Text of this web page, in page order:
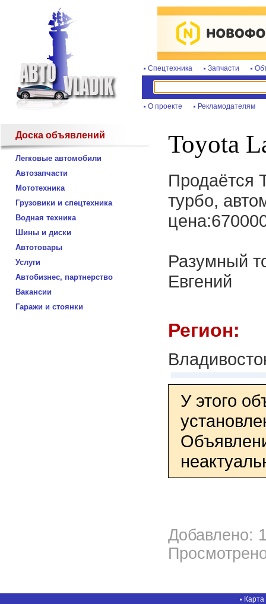
Спецтехника Запчасти
О проекте Рекламодателям
Доска объявлений
Легковые автомобили
Автозапчасти
Мототехника
Грузовики и спецтехника
Водная техника
Шины и диски
Автотовары
Услуги
Автобизнес, партнерство
Вакансии
Гаражи и стоянки
Toyota
Продаётся
турбо,
Разумный
Евгений
Регион:
У этого
Добавлено:
Карта